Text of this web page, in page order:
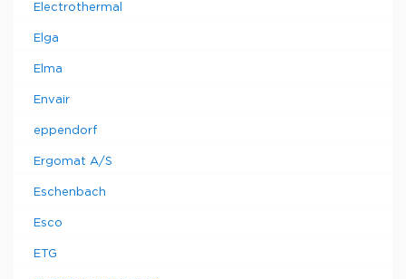
Electrothermal
Elga
Elma
Envair
eppendorf
Ergomat A/S
Eschenbach
Esco
ETG